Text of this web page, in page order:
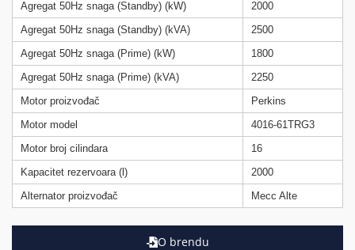
O brendu
Agregat 50Hz snaga (Standby) (kW)
2000
Agregat 50Hz snaga (Standby) (kVA)
2500
Agregat 50Hz snaga (Prime) (kW)
1800
Agregat 50Hz snaga (Prime) (kVA)
2250
Motor proizvođač
Perkins
Motor model
4016-61TRG3
Motor broj cilindara
16
Kapacitet rezervoara (l)
2000
Alternator proizvođač
Mecc Alte